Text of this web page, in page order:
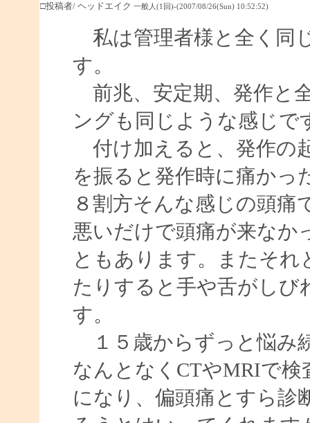
□投稿者/ ヘッドエイク 一般人(1回)-(2007/08/26(Sun) 10:52:52)
私は管理者様と全く同
す。
前兆、安定期、発作と
ングも同じような感じで
付け加えると、発作の
を振ると発作時に痛かっ
８割方そんな感じの頭痛
悪いだけで頭痛が来なか
ともあります。またそ
たりすると手や舌がしび
す。
１５歳からずっと悩み
なんとなくCTやMRIで
になり、偏頭痛とすら診